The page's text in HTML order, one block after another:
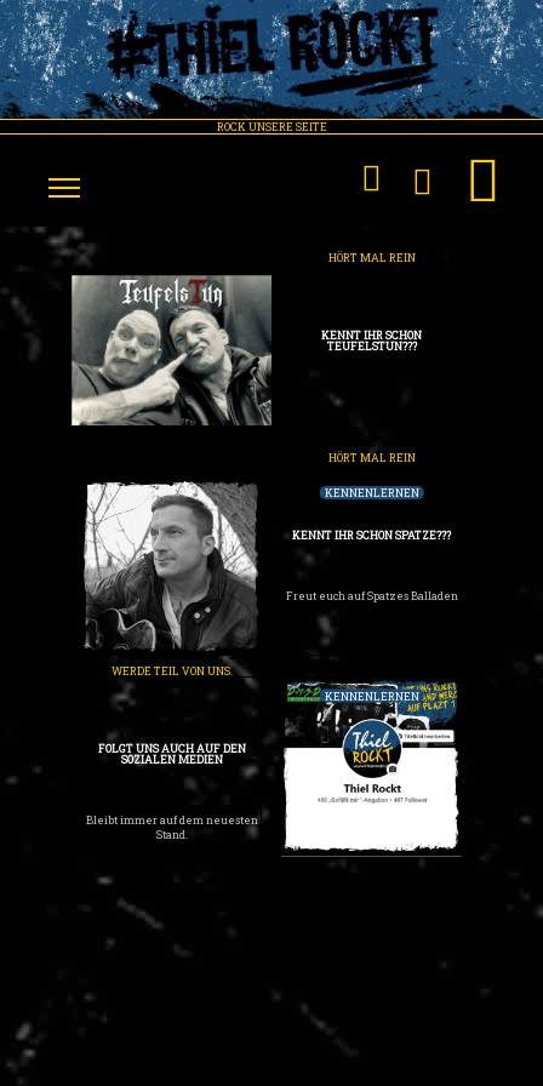
ROCK UNSERE SEITE
HÖRT MAL REIN
KENNT IHR SCHON
TEUFELSTUN???
KENNENLERNEN
HÖRT MAL REIN
KENNT IHR SCHON SPATZE???
Freut euch auf Spatzes Balladen
KENNENLERNEN
WERDE TEIL VON UNS.
FOLGT UNS AUCH AUF DEN
SOZIALEN MEDIEN
Bleibt immer auf dem neuesten
Stand.